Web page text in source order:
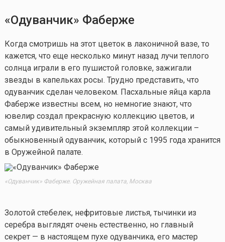
«Одуванчик» Фаберже
Когда смотришь на этот цветок в лаконичной вазе, то
кажется, что еще несколько минут назад лучи теплого
солнца играли в его пушистой головке, зажигали
звезды в капельках росы. Трудно представить, что
одуванчик сделан человеком. Пасхальные яйца карла
Фаберже известны всем, но немногие знают, что
ювелир создал прекрасную коллекцию цветов, и
самый удивительный экземпляр этой коллекции –
обыкновенный одуванчик, который с 1995 года хранится
в Оружейной палате.
«Одуванчик» Фаберже. Оружейная палата, Москва
Золотой стебелек, нефритовые листья, тычинки из
серебра выглядят очень естественно, но главный
секрет — в настоящем пухе одуванчика, его мастер